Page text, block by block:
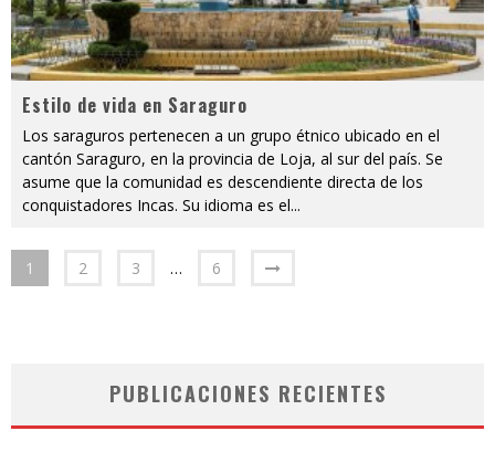
Estilo de vida en Saraguro
Los saraguros pertenecen a un grupo étnico ubicado en el
cantón Saraguro, en la provincia de Loja, al sur del país. Se
asume que la comunidad es descendiente directa de los
conquistadores Incas. Su idioma es el...
1 2 3 … 6
PUBLICACIONES RECIENTES